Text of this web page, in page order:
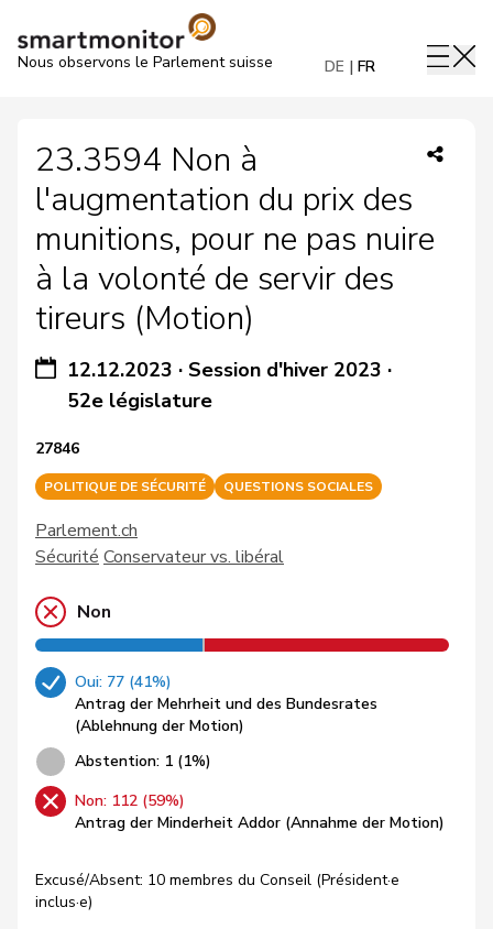
Nous observons le Parlement suisse DE FR
23.3594 Non à
l'augmentation du prix des
munitions, pour ne pas nuire
à la volonté de servir des
tireurs (Motion)
12.12.2023 ·Session d'hiver 2023 ·
52e législature
27846
POLITIQUE DE SÉCURITÉ QUESTIONS SOCIALES
Parlement.ch
Sécurité Conservateur vs. libéral
Non
Oui: 77 (41%)
Antrag der Mehrheit und des Bundesrates
(Ablehnung der Motion)
Abstention: 1 (1%)
Non: 112 (59%)
Antrag der Minderheit Addor (Annahme der Motion)
Excusé/Absent: 10 membres du Conseil (Président·e
inclus·e)